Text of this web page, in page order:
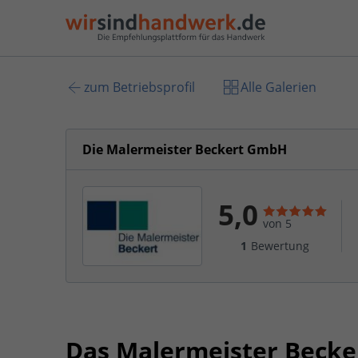
zum Betriebsprofil Alle Galerien
Die Malermeister Beckert GmbH
5,0 von 5
1 Bewertung
Das Malermeister